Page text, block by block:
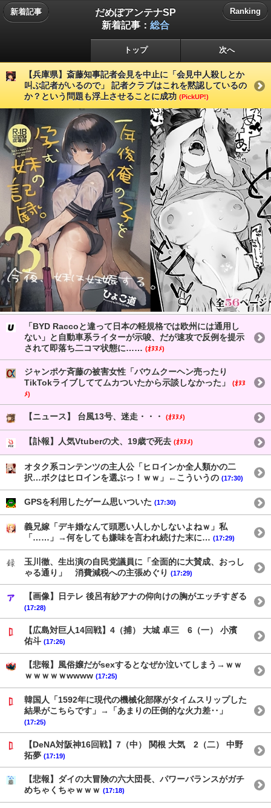
新着記事
だめぽアンテナSP
新着記事： 総合
Ranking
トップ 次へ
【兵庫県】斎藤知事記者会見を中止に「会見中人殺しとか
叫ぶ記者がいるので」 記者クラブはこれを黙認しているの
か？という問題も浮上させることに成功 (PickUP!)
「BYD Raccoと違って日本の軽規格では欧州には通用し
ない」と自動車系ライターが示唆、だが速攻で反例を提示
されて即落ち二コマ状態に…… (ｵﾇﾇﾒ)
ジャンポケ斉藤の被害女性「バウムクーヘン売ったり
TikTokライブしててムカついたから示談しなかった」
(ｵﾇﾇ
ﾒ)
【ニュース】 台風13号、迷走・・・ (ｵﾇﾇﾒ)
【訃報】人気Vtuberの犬、19歳で死去 (ｵﾇﾇﾒ)
オタク系コンテンツの主人公「ヒロインか全人類かの二
択…ボクはヒロインを選ぶっ！ｗｗ」←こういうの (17:30)
GPSを利用したゲーム思いついた (17:30)
義兄嫁「デキ婚なんて頭悪い人しかしないよねｗ」私
「……」→何をしても嫌味を言われ続けた末に… (17:29)
玉川徹、生出演の自民党議員に「全面的に大賛成、おっし
ゃる通り」 消費減税への主張めぐり (17:29)
【画像】日テレ 後呂有紗アナの仰向けの胸がエッチすぎる
(17:28)
【広島対巨人14回戦】4（捕） 大城 卓三 6（一） 小濱
佑斗 (17:26)
【悲報】風俗嬢だがsexするとなぜか泣いてしまう→ｗｗ
ｗｗｗｗｗwwww (17:25)
韓国人「1592年に現代の機械化部隊がタイムスリップした
結果がこちらです」→「あまりの圧倒的な火力差‥」
(17:25)
【DeNA対阪神16回戦】7（中） 関根 大気 2（二） 中野
拓夢 (17:19)
【悲報】ダイの大冒険の六大団長、パワーバランスがガチ
めちゃくちゃｗｗｗ (17:18)